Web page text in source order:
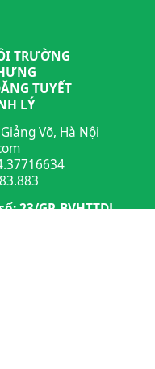
TRƯỜNG
TUYẾT
LÝ
Võ, Hà Nội
23/GP-BVHTTDL,